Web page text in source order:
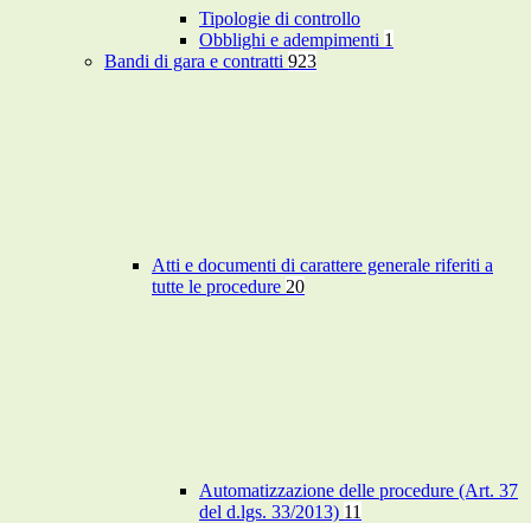
Tipologie di controllo
Obblighi e adempimenti 1
Bandi di gara e contratti 923
Atti e documenti di carattere generale riferiti a
tutte le procedure 20
Automatizzazione delle procedure (Art. 37
del d.lgs. 33/2013) 11